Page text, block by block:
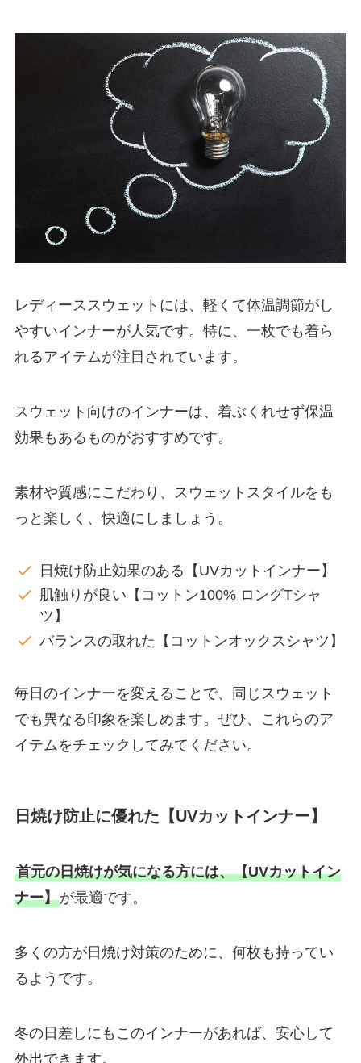
レディーススウェットには、軽くて体温調節がし
やすいインナーが人気です。特に、一枚でも着ら
れるアイテムが注目されています。
スウェット向けのインナーは、着ぶくれせず保温
効果もあるものがおすすめです。
素材や質感にこだわり、スウェットスタイルをも
っと楽しく、快適にしましょう。
日焼け防止効果のある【UVカットインナー】
肌触りが良い【コットン100% ロングTシャ
ツ】
バランスの取れた【コットンオックスシャツ】
毎日のインナーを変えることで、同じスウェット
でも異なる印象を楽しめます。ぜひ、これらのア
イテムをチェックしてみてください。
日焼け防止に優れた【UVカットインナー】
首元の日焼けが気になる方には、【UVカットイン
ナー】が最適です。
多くの方が日焼け対策のために、何枚も持ってい
るようです。
冬の日差しにもこのインナーがあれば、安心して
外出できます。